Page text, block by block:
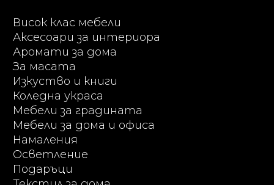
Висок клас мебели
Аксесоари за интериора
Аромати за дома
За масата
Изкуство и книги
Коледна украса
Мебели за градината
Мебели за дома и офиса
Намаления
Осветление
Подаръци